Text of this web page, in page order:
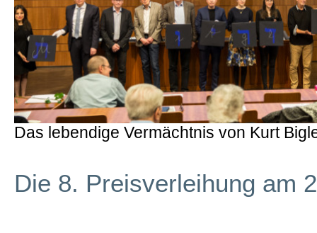
Das lebendige Vermächtnis von Kurt
Die 8. Preisverleihung am